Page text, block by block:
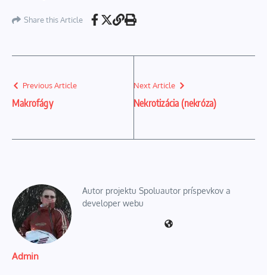
Share this Article
Previous Article
Makrofágy
Next Article
Nekrotizácia (nekróza)
Admin
Autor projektu Spoluautor príspevkov a
developer webu